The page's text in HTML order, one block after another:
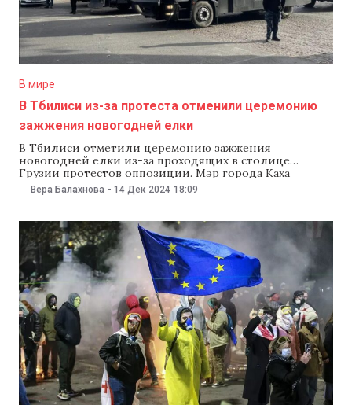
В мире
В Тбилиси из-за протеста отменили церемонию
зажжения новогодней елки
В Тбилиси отметили церемонию зажжения
новогодней елки из-за проходящих в столице
Грузии протестов оппозиции. Мэр города Каха
Каладзе сообщил 14 декабря, что откладывает
праздник на неопределенный срок. В Тбилиси
переговоров с ЕС. Сегодня, 14 декабря, в центре
грузинской столицы снова собрались люди, пришла
и действующий президент
Вера Балахнова - 14 Дек 2024 18:09